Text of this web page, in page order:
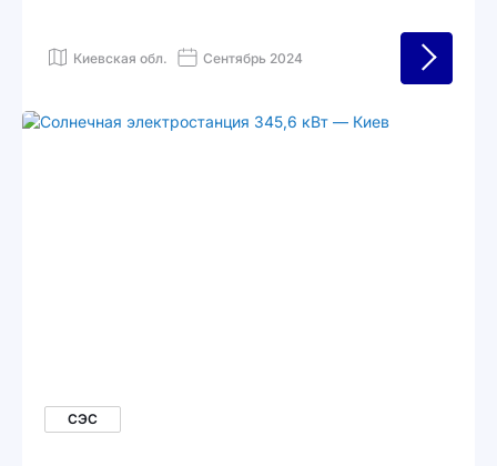
работу ключевых приборов, включая газовый
котёл, холодильники, Wi-Fi роутер,
отключений.
Киевская обл. Сентябрь 2024
СЭС